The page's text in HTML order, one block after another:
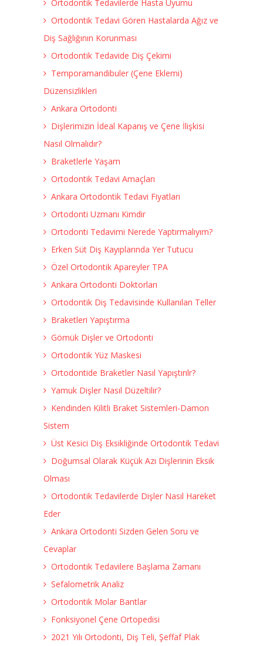
Ortodontik Tedavilerde Hasta Uyumu
Ortodontik Tedavi Gören Hastalarda Ağız ve
Diş Sağlığının Korunması
Ortodontik Tedavide Diş Çekimi
Temporamandibuler (Çene Eklemi)
Düzensizlikleri
Ankara Ortodonti
Dişlerimizin İdeal Kapanış ve Çene İlişkisi
Nasıl Olmalıdır?
Braketlerle Yaşam
Ortodontik Tedavi Amaçları
Ankara Ortodontik Tedavi Fiyatları
Ortodonti Uzmanı Kimdir
Ortodonti Tedavimi Nerede Yaptırmalıyım?
Erken Süt Diş Kayıplarında Yer Tutucu
Özel Ortodontik Apareyler TPA
Ankara Ortodonti Doktorları
Ortodontik Diş Tedavisinde Kullanılan Teller
Braketleri Yapıştırma
Gömük Dişler ve Ortodonti
Ortodontik Yüz Maskesi
Ortodontide Braketler Nasıl Yapıştırılr?
Yamuk Dişler Nasıl Düzeltilir?
Kendinden Kilitli Braket Sistemleri-Damon
Sistem
Üst Kesici Diş Eksikliğinde Ortodontik Tedavi
Doğumsal Olarak Küçük Azı Dişlerinin Eksik
Olması
Ortodontik Tedavilerde Dişler Nasıl Hareket
Eder
Ankara Ortodonti Sizden Gelen Soru ve
Cevaplar
Ortodontik Tedavilere Başlama Zamanı
Sefalometrik Analiz
Ortodontik Molar Bantlar
Fonksiyonel Çene Ortopedisi
2021 Yılı Ortodonti, Diş Teli, Şeffaf Plak